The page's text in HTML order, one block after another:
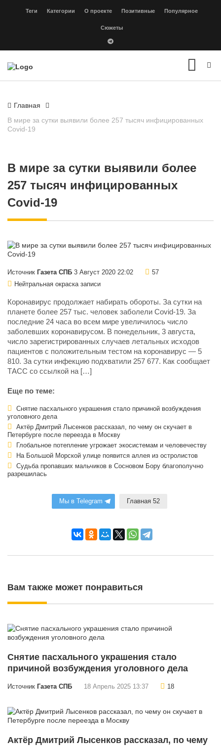
Теги Категории О проекте Позитивные Популярное
Сюжеты
Главная
В мире за сутки выявили более 257 тысяч инфицированных
Covid-19
В мире за сутки выявили более
257 тысяч инфицированных
Covid-19
Источник Газета СПБ 3 Август 2020 22:02
57
Нейтральная окраска записи
Коронавирус продолжает набирать обороты. За сутки на
планете более 257 тыс. человек заболели Covid-19. За
последние 24 часа во всем мире увеличилось число
заболевших коронавирусом. В понедельник, 3 августа,
число зарегистрированных случаев летальных исходов
пациентов с положительным тестом на коронавирус — 5
810. За сутки инфекцию подхватили 257 677. Как сообщает
ТАСС со ссылкой на […]
Еще по теме:
Снятие пасхального украшения стало причиной возбуждения
уголовного дела
Актёр Дмитрий Лысенков рассказал, по чему он скучает в
Петербурге после переезда в Москву
Глобальное потепление угрожает экосистемам и человечеству
На Большой Морской улице появится аллея из остролистов
Судьба пропавших мальчиков в Сосновом Бору благополучно
разрешилась
Мы в Telegram Главная 52
Вам также может понравиться
Снятие пасхального украшения стало
причиной возбуждения уголовного дела
Источник Газета СПБ 18 Апрель 2025 13:37 18
Актёр Дмитрий Лысенков рассказал, по чему